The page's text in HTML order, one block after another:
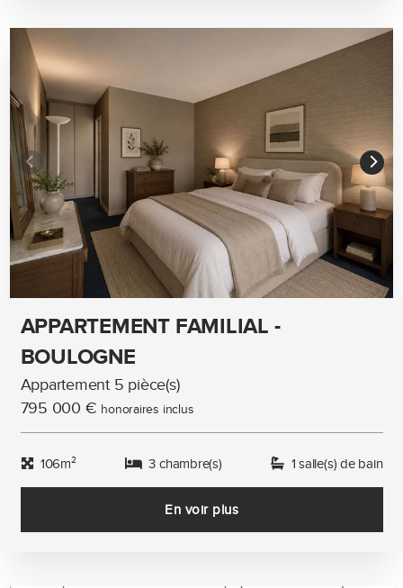
APPARTEMENT FAMILIAL -
BOULOGNE
Appartement 5 pièce(s)
795 000 € honoraires inclus
106m² 3 chambre(s) 1 salle(s) de bain
En voir plus